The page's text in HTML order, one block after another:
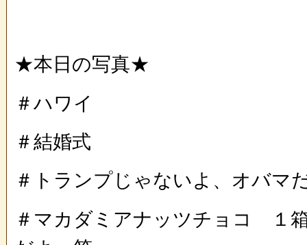
★本日の写真★
＃ハワイ
＃結婚式
＃トランプじゃないよ、オバ
＃マカダミアナッツチョコ １